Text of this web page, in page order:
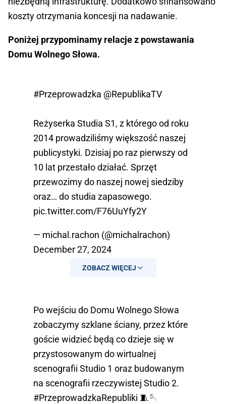
koszty otrzymania koncesji na nadawanie.
Poniżej przypominamy relacje z powstawania
Domu Wolnego Słowa.
#Przeprowadzka @RepublikaTV
Reżyserka Studia S1, z którego od roku
2014 prowadziliśmy większość naszej
publicystyki. Dzisiaj po raz pierwszy od
10 lat przestało działać. Sprzęt
przewozimy do naszej nowej siedziby
oraz… do studia zapasowego.
pic.twitter.com/F76UuYfy2Y
— michal.rachon (@michalrachon)
December 27, 2024
ZOBACZ WIĘCEJ
Po wejściu do Domu Wolnego Słowa
zobaczymy szklane ściany, przez które
goście widzieć będą co dzieje się w
przystosowanym do wirtualnej
scenografii Studio 1 oraz budowanym
na scenografii rzeczywistej Studio 2.
#PrzeprowadzkaRepubliki 🧵🪡